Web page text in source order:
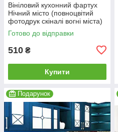
Вініловий кухонний фартух
Нічний місто (повноцвітий
фотодрук скіналі вогні міста)
600*2000 мм
Готово до відправки
510 ₴
Купити
Подарунок